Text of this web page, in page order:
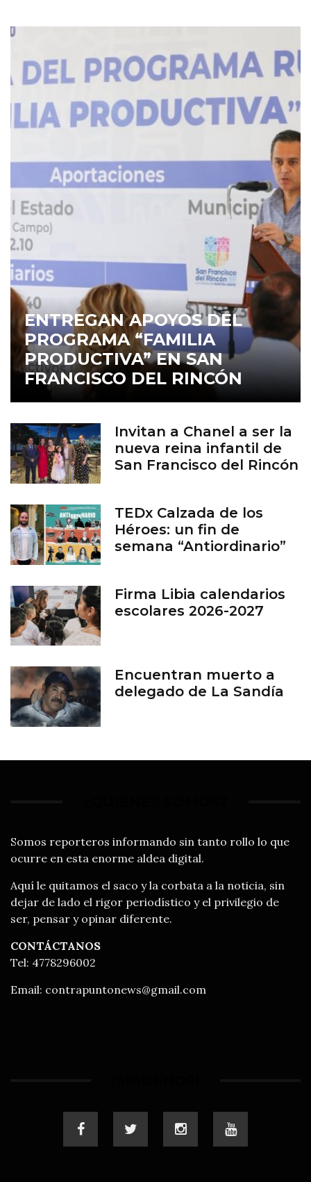
ENTREGAN APOYOS DEL
PROGRAMA “FAMILIA
PRODUCTIVA” EN SAN
FRANCISCO DEL RINCÓN
Invitan a Chanel a ser la
nueva reina infantil de
San Francisco del Rincón
TEDx Calzada de los
Héroes: un fin de
semana “Antiordinario”
Firma Libia calendarios
escolares 2026-2027
Encuentran muerto a
delegado de La Sandía
Somos reporteros informando sin tanto rollo lo que
ocurre en esta enorme aldea digital.
Aquí le quitamos el saco y la corbata a la noticia, sin
dejar de lado el rigor periodístico y el privilegio de
ser, pensar y opinar diferente.
CONTÁCTANOS
Tel: 4778296002
Email: contrapuntonews@gmail.com